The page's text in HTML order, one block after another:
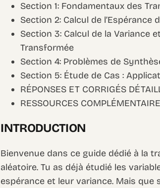
Section 1: Fondamentaux des
Section 2: Calcul de l’Espérance
Section 3: Calcul de la Variance
Transformée
Section 4: Problèmes de
Section 5: Étude de Cas :
RÉPONSES ET CORRIGÉS
RESSOURCES
INTRODUCTION
Bienvenue dans ce guide dédié à la
aléatoire. Tu as déjà étudié les
espérance et leur variance. Mais que